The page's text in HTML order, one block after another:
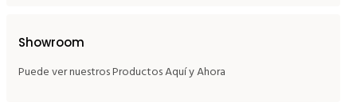
Showroom
Puede ver nuestros Productos Aquí y Ahora